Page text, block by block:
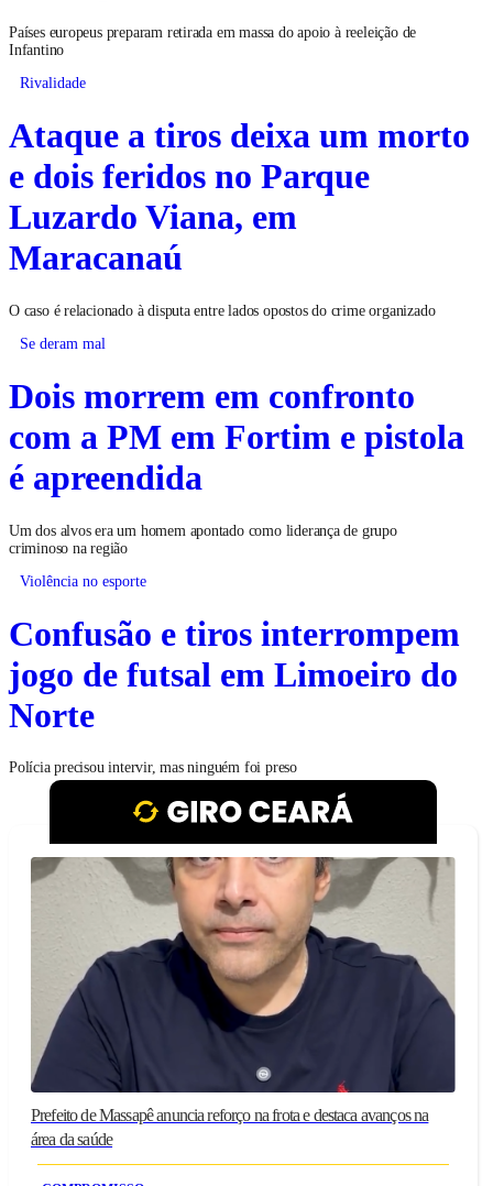
Países europeus preparam retirada em massa do apoio à reeleição de
Infantino
Rivalidade
Ataque a tiros deixa um morto
e dois feridos no Parque
Luzardo Viana, em
Maracanaú
O caso é relacionado à disputa entre lados opostos do crime organizado
Se deram mal
Dois morrem em confronto
com a PM em Fortim e pistola
é apreendida
Um dos alvos era um homem apontado como liderança de grupo
criminoso na região
Violência no esporte
Confusão e tiros interrompem
jogo de futsal em Limoeiro do
Norte
Polícia precisou intervir, mas ninguém foi preso
Prefeito de Massapê anuncia reforço na frota e destaca avanços na
área da saúde